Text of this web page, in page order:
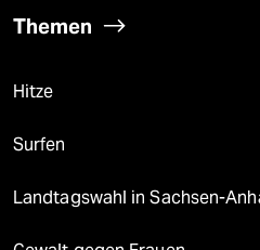
Themen
Hitze
Surfen
Landtagswahl in Sachsen-